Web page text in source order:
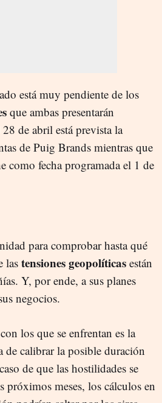
está muy pendiente de los
que ambas presentarán
de abril está prevista la
de Puig Brands mientras que
como fecha programada el 1 de
para comprobar hasta qué
las tensiones geopolíticas están
Y, por ende, a sus planes
negocios.
los que se enfrentan es la
de calibrar la posible duración
de que las hostilidades se
meses, los cálculos en